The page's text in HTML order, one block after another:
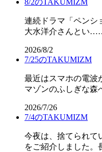
8/2のTAKUMIZM
連続ドラマ「ペンシ
大水洋介さんとい
2026/8/2
7/25のTAKUMIZM
最近はスマホの電波
マゾンのふしぎな
2026/7/26
7/4のTAKUMIZM
今夜は、捨てられて
をご紹介しました